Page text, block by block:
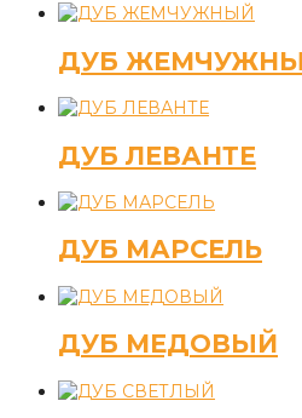
ДУБ
ДУБ ЛЕВАНТЕ
ДУБ МАРСЕЛЬ
ДУБ МЕДОВЫЙ